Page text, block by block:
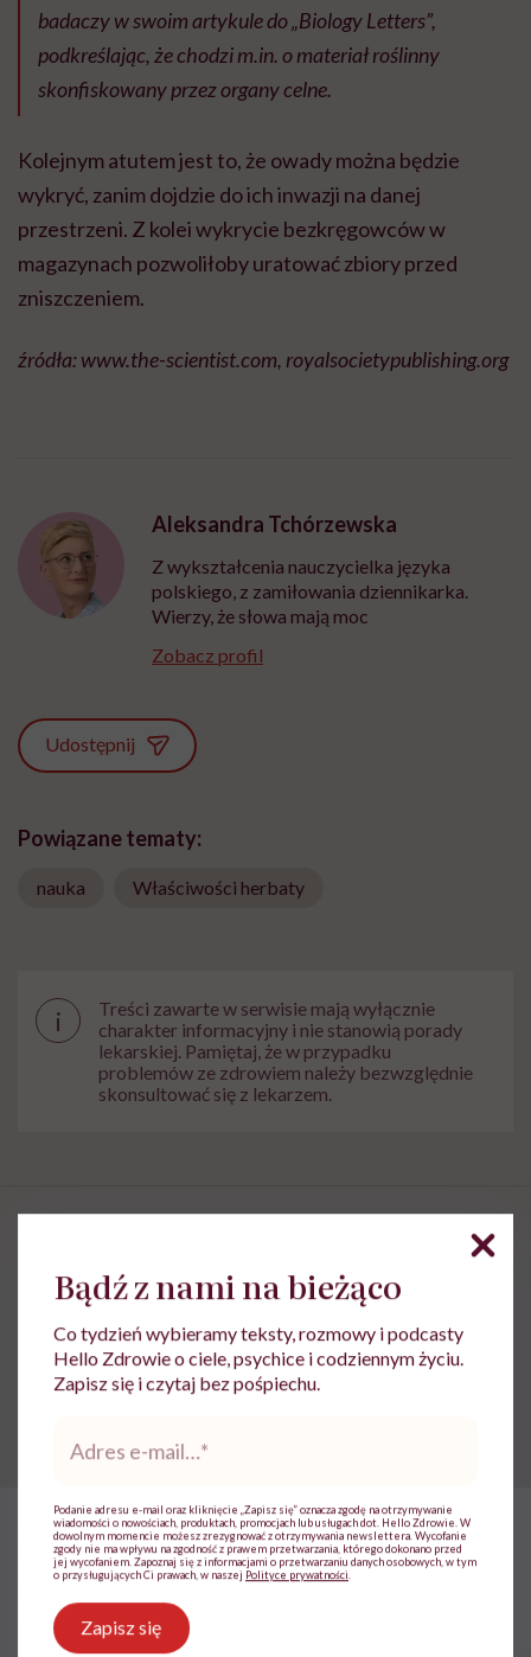
badaczy w swoim artykule do „Biology Letters”,
podkreślając, że chodzi m.in. o materiał roślinny
skonfiskowany przez organy celne.
Kolejnym atutem jest to, że owady można będzie
wykryć, zanim dojdzie do ich inwazji na danej
przestrzeni. Z kolei wykrycie bezkręgowców w
magazynach pozwoliłoby uratować zbiory przed
zniszczeniem.
źródła: www.the-scientist.com, royalsocietypublishing.org
Aleksandra Tchórzewska
Z wykształcenia nauczycielka języka
polskiego, z zamiłowania dziennikarka.
Wierzy, że słowa mają moc
Zobacz profil
Udostępnij
Powiązane tematy:
nauka Właściwości herbaty
i
Treści zawarte w serwisie mają wyłącznie
charakter informacyjny i nie stanowią porady
lekarskiej. Pamiętaj, że w przypadku
problemów ze zdrowiem należy bezwzględnie
skonsultować się z lekarzem.
Penicylina. Jak bałagan w
laboratorium uratował miliony
ludzi
Bądź z nami na bieżąco
Co tydzień wybieramy teksty, rozmowy i podcasty
Hello Zdrowie o ciele, psychice i codziennym życiu.
Zapisz się i czytaj bez pośpiechu.
mail*
Podanie adresu e-mail oraz kliknięcie „Zapisz się” oznacza zgodę na otrzymywanie
wiadomości o nowościach, produktach, promocjach lub usługach dot. Hello Zdrowie. W
dowolnym momencie możesz zrezygnować z otrzymywania newslettera. Wycofanie
zgody nie ma wpływu na zgodność z prawem przetwarzania, którego dokonano przed
jej wycofaniem. Zapoznaj się z informacjami o przetwarzaniu danych osobowych, w tym
o przysługujących Ci prawach, w naszej Polityce prywatności
Zapisz się